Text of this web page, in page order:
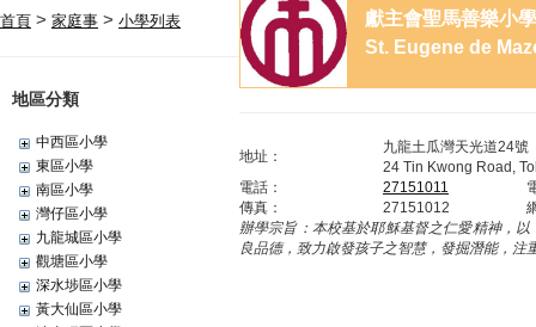
首頁 > 家庭事 > 小學列表
地區分類
中西區小學
東區小學
南區小學
灣仔區小學
九龍城區小學
觀塘區小學
深水埗區小學
黃大仙區小學
獻主會聖馬善樂小學
St. Eugene de
地址：
九龍土瓜灣天光道24號
24 Tin Kwong Road,
電話：
27151011
傳真：
27151012
辦學宗旨： 本校基於耶穌基督之仁愛精神，
良品德，致力啟發孩子之智慧，發掘潛能，